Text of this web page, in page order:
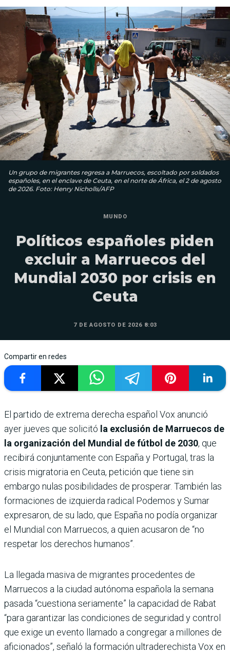
Un grupo de migrantes regresa a Marruecos, escoltado por soldados
españoles, en el enclave de Ceuta, en el norte de África, el 2 de agosto
de 2026. Foto: Henry Nicholls/AFP
MUNDO
Políticos españoles piden
excluir a Marruecos del
Mundial 2030 por crisis en
Ceuta
7 DE AGOSTO DE 2026 8:03
Compartir en redes
El partido de extrema derecha español Vox anunció
ayer jueves que solicitó la exclusión de Marruecos de
la organización del Mundial de fútbol de 2030, que
recibirá conjuntamente con España y Portugal, tras la
crisis migratoria en Ceuta, petición que tiene sin
embargo nulas posibilidades de prosperar. También las
formaciones de izquierda radical Podemos y Sumar
expresaron, de su lado, que España no podía organizar
el Mundial con Marruecos, a quien acusaron de “no
respetar los derechos humanos”.
La llegada masiva de migrantes procedentes de
Marruecos a la ciudad autónoma española la semana
pasada “cuestiona seriamente” la capacidad de Rabat
“para garantizar las condiciones de seguridad y control
que exige un evento llamado a congregar a millones de
aficionados”, señaló la formación ultraderechista Vox en